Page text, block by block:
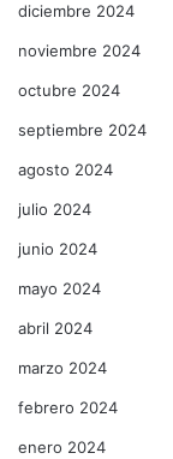
diciembre 2024
noviembre 2024
octubre 2024
septiembre 2024
agosto 2024
julio 2024
junio 2024
mayo 2024
abril 2024
marzo 2024
febrero 2024
enero 2024